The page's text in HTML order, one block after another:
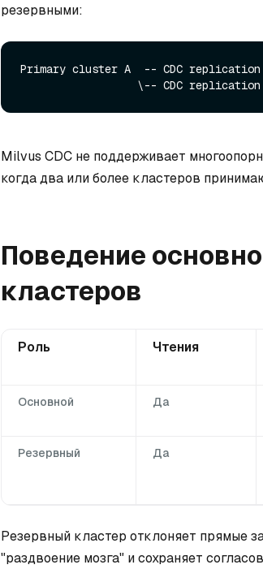
резервными:
Primary cluster A  -- CDC
Milvus CDC не поддерживает
когда два или более кластеров
Поведение
кластеров
Роль Чтения
Основной Да
Резервный Да
Резервный кластер отклоняет прямые
"раздвоение мозга" и сохраняет